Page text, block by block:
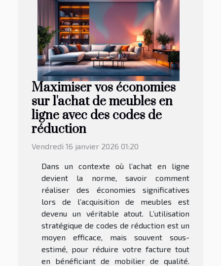
Maximiser vos économies
sur l'achat de meubles en
ligne avec des codes de
réduction
Vendredi 16 janvier 2026 01:20
Dans un contexte où l’achat en ligne
devient la norme, savoir comment
réaliser des économies significatives
lors de l’acquisition de meubles est
devenu un véritable atout. L’utilisation
stratégique de codes de réduction est un
moyen efficace, mais souvent sous-
estimé, pour réduire votre facture tout
en bénéficiant de mobilier de qualité.